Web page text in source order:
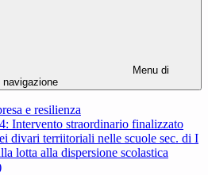
Menu di
navigazione
e resilienza
Intervento straordinario finalizzato
divari terriitoriali nelle scuole sec. di I
lotta alla dispersione scolastica